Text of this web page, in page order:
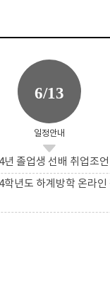
6/13
일정안내
년 졸업생 선배 취업조
학년도 하계방학 온라인